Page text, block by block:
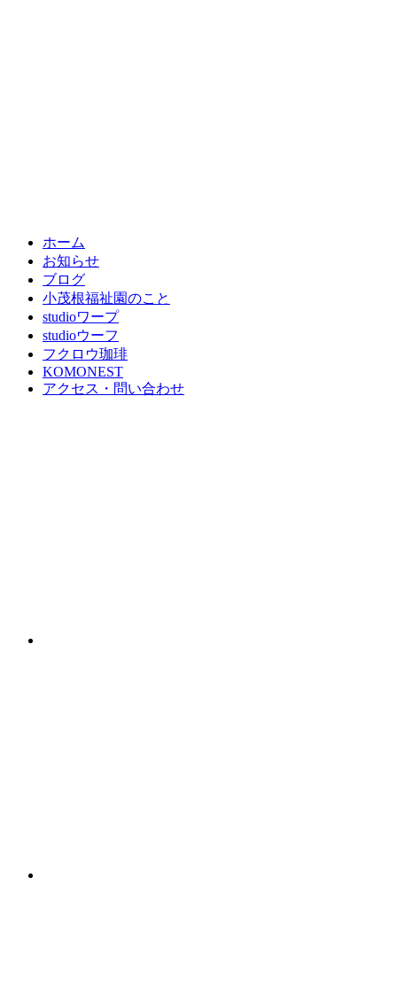
ホーム
お知らせ
ブログ
小茂根福祉園のこと
studioワープ
studioウーフ
フクロウ珈琲
KOMONEST
アクセス・問い合わせ